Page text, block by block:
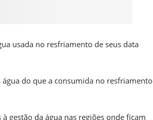
usada no resfriamento de seus data
do que a consumida no resfriamento
gestão da água nas regiões onde ficam